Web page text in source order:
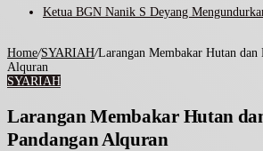
Ketua BGN Nanik S Deyang
Home/SYARIAH/Larangan Membakar Hutan dan
Alquran
SYARIAH
Larangan Membakar Hutan
Pandangan Alquran